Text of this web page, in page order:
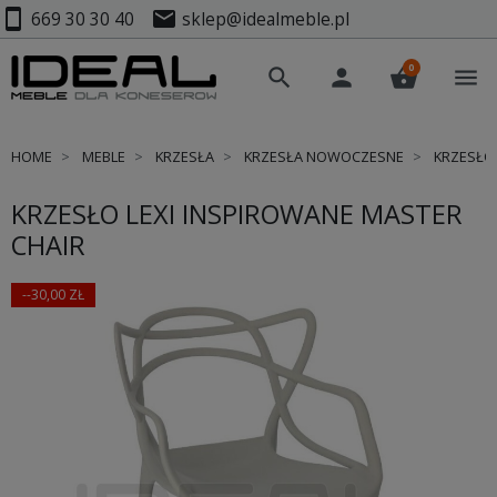
smartphone 669 30 30 40 mail sklep@idealmeble.pl
search person shopping_basket
0 menu
HOME MEBLE KRZESŁA KRZESŁA NOWOCZESNE
KRZESŁO LEXI INSPIROWANE MASTER
CHAIR
--30,00 ZŁ